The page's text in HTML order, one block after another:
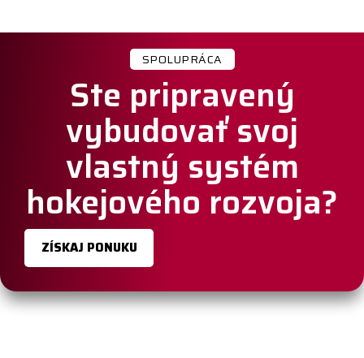
SPOLUPRÁCA
Ste pripravený
vybudovať svoj
vlastný systém
hokejového rozvoja?
ZÍSKAJ PONUKU